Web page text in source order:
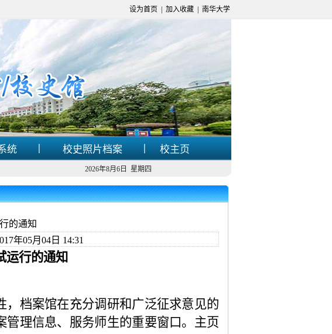
设为首页 加入收藏 南华大学
统 | 校史照片档案 | 校主页
2026年8月6日 星期四
的通知
年05月04日 14:31
运行的通知
档案馆在充分调研和广泛征求意见的
理信息、服务师生的重要窗口。主页